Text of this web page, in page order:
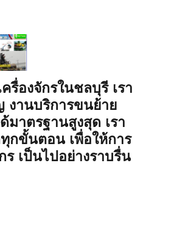
รื่องจักรในชลบุรี เรา
งานบริการขนย้าย
มาตรฐานสูงสุด เรา
กขั้นตอน เพื่อให้การ
ร เป็นไปอย่างราบรื่น